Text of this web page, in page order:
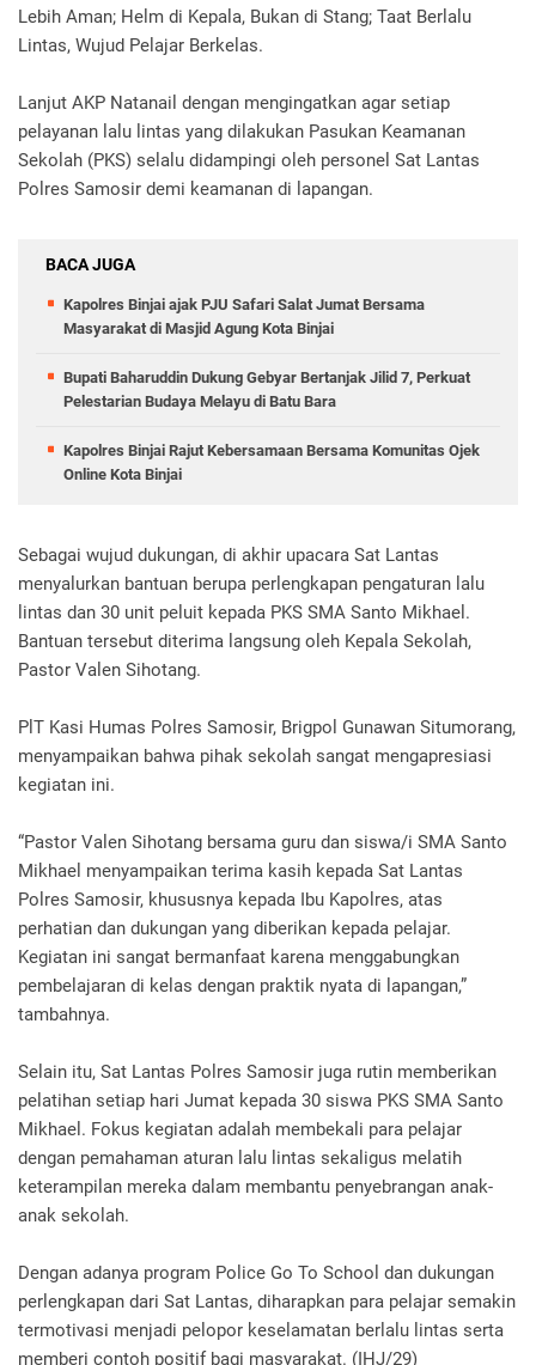
Lebih Aman; Helm di Kepala, Bukan di Stang; Taat Berlalu
Lintas, Wujud Pelajar Berkelas.
Lanjut AKP Natanail dengan mengingatkan agar setiap
pelayanan lalu lintas yang dilakukan Pasukan Keamanan
Sekolah (PKS) selalu didampingi oleh personel Sat Lantas
Polres Samosir demi keamanan di lapangan.
BACA JUGA
Kapolres Binjai ajak PJU Safari Salat Jumat Bersama
Masyarakat di Masjid Agung Kota Binjai
Bupati Baharuddin Dukung Gebyar Bertanjak Jilid 7, Perkuat
Pelestarian Budaya Melayu di Batu Bara
Kapolres Binjai Rajut Kebersamaan Bersama Komunitas Ojek
Online Kota Binjai
Sebagai wujud dukungan, di akhir upacara Sat Lantas
menyalurkan bantuan berupa perlengkapan pengaturan lalu
lintas dan 30 unit peluit kepada PKS SMA Santo Mikhael.
Bantuan tersebut diterima langsung oleh Kepala Sekolah,
Pastor Valen Sihotang.
PlT Kasi Humas Polres Samosir, Brigpol Gunawan Situmorang,
menyampaikan bahwa pihak sekolah sangat mengapresiasi
kegiatan ini.
“Pastor Valen Sihotang bersama guru dan siswa/i SMA Santo
Mikhael menyampaikan terima kasih kepada Sat Lantas
Polres Samosir, khususnya kepada Ibu Kapolres, atas
perhatian dan dukungan yang diberikan kepada pelajar.
Kegiatan ini sangat bermanfaat karena menggabungkan
pembelajaran di kelas dengan praktik nyata di lapangan,”
tambahnya.
Selain itu, Sat Lantas Polres Samosir juga rutin memberikan
pelatihan setiap hari Jumat kepada 30 siswa PKS SMA Santo
Mikhael. Fokus kegiatan adalah membekali para pelajar
dengan pemahaman aturan lalu lintas sekaligus melatih
keterampilan mereka dalam membantu penyebrangan anak-
anak sekolah.
Dengan adanya program Police Go To School dan dukungan
perlengkapan dari Sat Lantas, diharapkan para pelajar semakin
termotivasi menjadi pelopor keselamatan berlalu lintas serta
memberi contoh positif bagi masyarakat. (IHJ/29)